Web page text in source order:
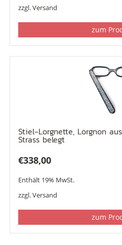
zzgl.Versand
zum
Stiel-Lorgnette, Lorgnon
Strass belegt
€338,00
Enthält 19% MwSt.
zzgl.Versand
zum